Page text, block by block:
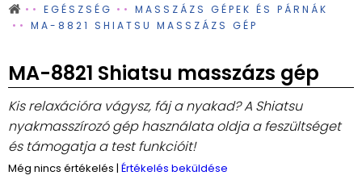
EGÉSZSÉG
MASSZÁZS GÉPEK ÉS PÁRNÁK
MA-8821 SHIATSU MASSZÁZS GÉP
MA-8821 Shiatsu masszázs gép
Kis relaxációra vágysz, fáj a nyakad? A Shiatsu
nyakmasszírozó gép használata oldja a feszültséget
és támogatja a test funkcióit!
Még nincs értékelés | Értékelés beküldése